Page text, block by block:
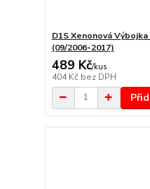
D1S Xenonová
(09/2006-2017)
489 Kč/kus
404 Kč bez DPH